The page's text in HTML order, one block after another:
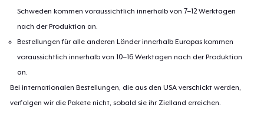
Schweden kommen voraussichtlich innerhalb von 7–12 Werktagen
nach der Produktion an.
Bestellungen für alle anderen Länder innerhalb Europas kommen
voraussichtlich innerhalb von 10–16 Werktagen nach der Produktion
an.
Bei internationalen Bestellungen, die aus den USA verschickt werden,
verfolgen wir die Pakete nicht, sobald sie ihr Zielland erreichen.